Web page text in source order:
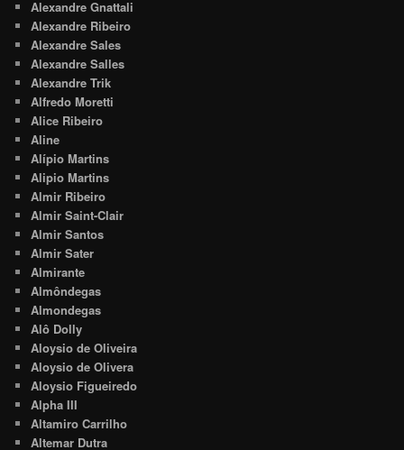
Alexandre Gnattali
Alexandre Ribeiro
Alexandre Sales
Alexandre Salles
Alexandre Trik
Alfredo Moretti
Alice Ribeiro
Aline
Alípio Martins
Alipio Martins
Almir Ribeiro
Almir Saint-Clair
Almir Santos
Almir Sater
Almirante
Almôndegas
Almondegas
Alô Dolly
Aloysio de Oliveira
Aloysio de Olivera
Aloysio Figueiredo
Alpha III
Altamiro Carrilho
Altemar Dutra